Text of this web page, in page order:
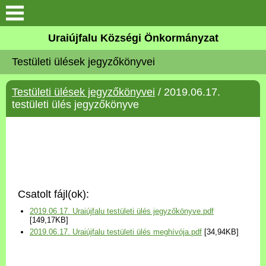
Köszöntő
Elérhetőségek
Uraiújfalu
Választási információk
Versenyképes Járások
Uraiújfalu Községi Önkormányzat
Testületi ülések jegyzőkönyvei
Testületi ülések jegyzőkönyvei / 2019.06.17.
testületi ülés jegyzőkönyve
Csatolt fájl(ok):
2019.06.17. Uraiújfalu testületi ülés jegyzőkönyve.pdf
[149,17KB]
2019.06.17. Uraiújfalu testületi ülés meghívója.pdf [34,94KB]